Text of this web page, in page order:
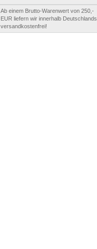
Ab einem Brutto-Warenwert von 250,-
EUR liefern wir innerhalb Deutschlands
versandkostenfrei!